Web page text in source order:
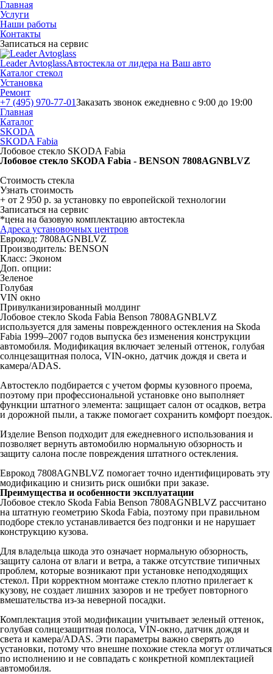
Главная
Услуги
Наши работы
Контакты
Записаться на сервис
Leader AvtoglassАвтостекла от лидера на Ваш авто
Каталог стекол
Установка
Ремонт
+7 (495) 970-77-01Заказать звонок ежедневно с 9:00 до 19:00
Главная
Каталог
SKODA
SKODA Fabia
Лобовое стекло SKODA Fabia
Лобовое стекло SKODA Fabia - BENSON 7808AGNBLVZ
Стоимость стекла
Узнать стоимость
+ от 2 950 р. за установку по европейской технологии
Записаться на сервис
*цена на базовую комплектацию автостекла
Адреса установочных центров
Еврокод: 7808AGNBLVZ
Производитель: BENSON
Класс: Эконом
Доп. опции:
Зеленое
Голубая
VIN окно
Привулканизированный молдинг
Лобовое стекло Skoda Fabia Benson 7808AGNBLVZ
используется для замены поврежденного остекления на Skoda
Fabia 1999–2007 годов выпуска без изменения конструкции
автомобиля. Модификация включает зеленый оттенок, голубая
солнцезащитная полоса, VIN-окно, датчик дождя и света и
камера/ADAS.
Автостекло подбирается с учетом формы кузовного проема,
поэтому при профессиональной установке оно выполняет
функции штатного элемента: защищает салон от осадков, ветра
и дорожной пыли, а также помогает сохранить комфорт поездок.
Изделие Benson подходит для ежедневного использования и
позволяет вернуть автомобилю нормальную обзорность и
защиту салона после повреждения штатного остекления.
Еврокод 7808AGNBLVZ помогает точно идентифицировать эту
модификацию и снизить риск ошибки при заказе.
Преимущества и особенности эксплуатации
Лобовое стекло Skoda Fabia Benson 7808AGNBLVZ рассчитано
на штатную геометрию Skoda Fabia, поэтому при правильном
подборе стекло устанавливается без подгонки и не нарушает
конструкцию кузова.
Для владельца шкода это означает нормальную обзорность,
защиту салона от влаги и ветра, а также отсутствие типичных
проблем, которые возникают при установке неподходящих
стекол. При корректном монтаже стекло плотно прилегает к
кузову, не создает лишних зазоров и не требует повторного
вмешательства из-за неверной посадки.
Комплектация этой модификации учитывает зеленый оттенок,
голубая солнцезащитная полоса, VIN-окно, датчик дождя и
света и камера/ADAS. Эти параметры важно сверять до
установки, потому что внешне похожие стекла могут отличаться
по исполнению и не совпадать с конкретной комплектацией
автомобиля.